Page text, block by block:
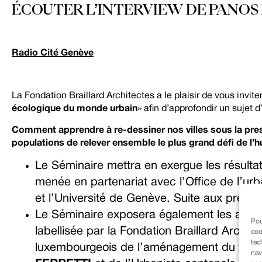
ÉCOUTER L’INTERVIEW DE
Radio Cité Genève
La Fondation Braillard Architectes a le plaisir de vous
écologique du monde urbain» afin d’approfondir un sujet
Comment apprendre à re-dessiner nos villes sous la
populations de relever ensemble le plus grand défi de
Le Séminaire mettra en exergue les
menée en partenariat avec l’Office de
et l’Université de Genève. Suite aux
Le Séminaire exposera également les
labellisée par la Fondation Braillard
luxembourgeois de l’aménagement du